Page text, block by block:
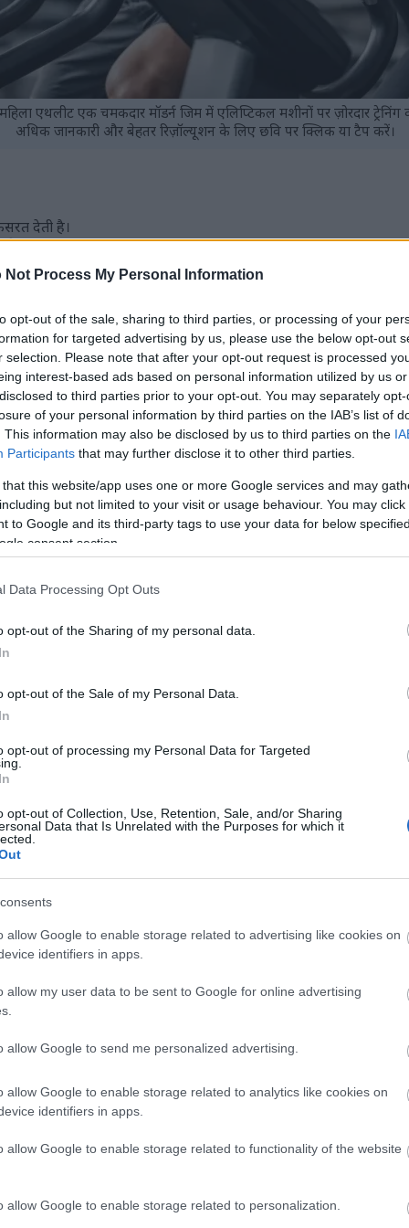
Not Process My Personal Information
opt-out of the sale, sharing to third parties, or processing of your
for targeted advertising by us, please use the below opt-out
selection. Please note that after your opt-out request is processed
interest-based ads based on personal information utilized by us
to third parties prior to your opt-out. You may separately
of your personal information by third parties on the IAB’s list of
This information may also be disclosed by us to third parties on the
Participants that may further disclose it to other third parties.
that this website/app uses one or more Google services and may
but not limited to your visit or usage behaviour. You may
to Google and its third-party tags to use your data for below
consent section.
Data Processing Opt Outs
opt-out of the Sharing of my personal data.
opt-out of the Sale of my Personal Data.
opt-out of processing my Personal Data for Targeted
opt-out of Collection, Use, Retention, Sale, and/or Sharing
Data that Is Unrelated with the Purposes for which it
allow Google to enable storage related to advertising like cookies on
identifiers in apps.
allow my user data to be sent to Google for online advertising
allow Google to send me personalized advertising.
allow Google to enable storage related to analytics like cookies on
identifiers in apps.
allow Google to enable storage related to functionality of the website
allow Google to enable storage related to personalization.
एथलीट एक चमकदार मॉडर्न जिम में एलिप्टिकल मशीनों पर ज़ोरदार ट्रेनिंग
अधिक जानकारी और बेहतर रिज़ॉल्यूशन के लिए छवि पर क्लिक या टैप करें।
देती है।
पर हल्का होता है।
बढ़ाता है।
से बर्न करने में मदद करती हैं।
से इस्तेमाल करने लायक।
रूटीन बनाए रख सकते हैं।
के लिए एक टॉप चॉइस है, जो कम इम्पैक्ट वाली एक्सरसाइज़ का ऑप्शन
है। यह इसे नए लोगों से लेकर अनुभवी एथलीट तक, सभी के लिए परफेक्ट
हैं, जो नेचुरल स्ट्राइड की नकल करते हैं। कई मशीनों में आर्म अटैचमेंट
को कई तरह के फिटनेस गोल और लेवल के लिए सही बनाती है।
करता है
एक पावरफुल ऑप्शन है, जिसमें सिर्फ़ 30 मिनट में 270 से 400 कैलोरी बर्न
यह वज़न घटाने का एक असरदार तरीका है, जो अलग-अलग फिटनेस गोल को
और बढ़ाते हैं, फैट लॉस को तेज़ करते हैं और ओवरऑल फिटनेस को बेहतर
रूटीन में हाई-इंटेंसिटी इंटरवल ट्रेनिंग को शामिल करने से कैलोरी बर्न करने
बल्कि बैलेंस्ड डाइट के साथ मिलाकर सस्टेनेबल वेट मैनेजमेंट में भी मदद करता
करने की सुविधा देती है, जिससे यह अलग-अलग फिटनेस लेवल के लिए
रखती है, जिससे यह कई फिटनेस के शौकीनों की पसंदीदा पसंद बन
है। आपके पैर पैडल के लगातार संपर्क में रहते हैं, जिससे दौड़ने जैसी
को जोड़ों में तकलीफ़ के बिना फिजिकल एक्टिविटी करने देता है।
स्टडी में पाया गया कि एलिप्टिकल ट्रेनिंग में ट्रेडिशनल रनिंग के मुकाबले
बनाए रख सकते हैं। यह इसे उन लोगों के लिए एक बेहतरीन ऑप्शन
लगातार संपर्क से टक्कर से होने वाली चोटों का खतरा कम हो जाता है।
वर्कआउट कर सकते हैं। यह एलिप्टिकल मशीनों को उन लोगों के लिए एक
चाहते हैं।